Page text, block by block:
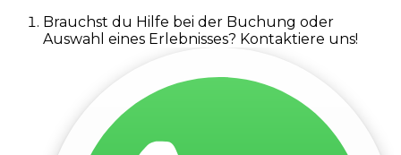
Brauchst du Hilfe bei der Buchung oder
Auswahl eines Erlebnisses? Kontaktiere uns!